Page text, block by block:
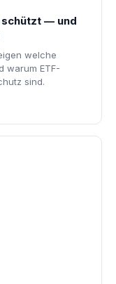
schützt — und
welche
warum ETF-
sind.